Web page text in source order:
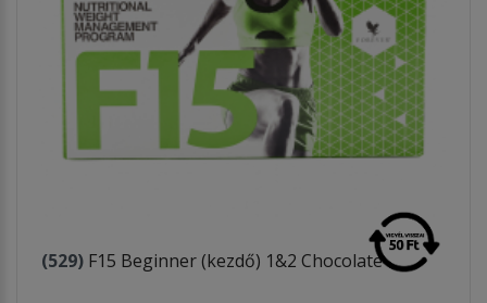
(529) F15 Beginner (kezdő) 1&2 Chocolate